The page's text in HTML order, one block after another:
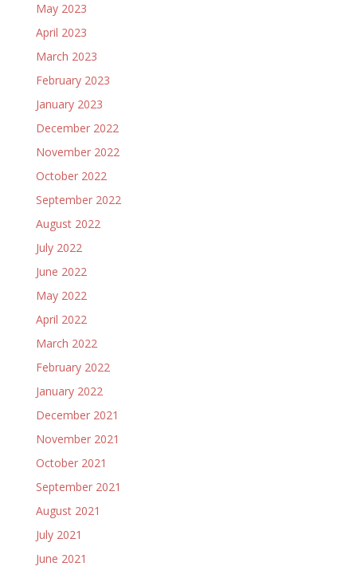
May 2023
April 2023
March 2023
February 2023
January 2023
December 2022
November 2022
October 2022
September 2022
August 2022
July 2022
June 2022
May 2022
April 2022
March 2022
February 2022
January 2022
December 2021
November 2021
October 2021
September 2021
August 2021
July 2021
June 2021